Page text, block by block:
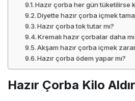
Hazır çorba her gün tüketilirse
Diyette hazır çorba içmek
Hazır çorba tok tutar mı?
Kremalı hazır çorbalar daha mı
Akşam hazır çorba içmek
Hazır çorba ödem yapar mı?
Hazır Çorba Kilo